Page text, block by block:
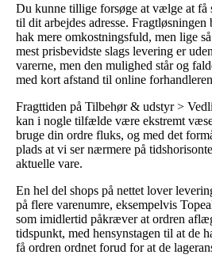
Du kunne tillige forsøge at vælge at få
til dit arbejdes adresse.
hak mere omkostningsfuld, men lige
mest prisbevidste slags levering er
varerne, men den mulighed står og
med kort afstand til online
Fragttiden på Tilbehør & udstyr >
kan i nogle tilfælde være ekstremt
bruge din ordre fluks, og med det
plads at vi ser nærmere på
aktuelle vare.
En hel del shops på nettet lover
på flere varenumre, eksempelvis
som imidlertid påkræver at ordren
tidspunkt, med hensynstagen til at de
få ordren ordnet forud for at de